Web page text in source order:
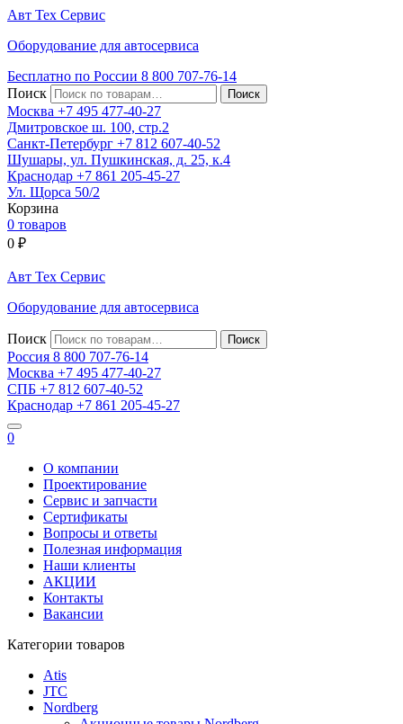
Авт Тех Сервис
Оборудование для автосервиса
Бесплатно по России 8 800 707-76-14
Поиск
Москва +7 495 477-40-27
Дмитровское ш. 100, стр.2
Санкт-Петербург +7 812 607-40-52
Шушары, ул. Пушкинская, д. 25, к.4
Краснодар +7 861 205-45-27
Ул. Щорса 50/2
Корзина
0 товаров
0 ₽
Авт Тех Сервис
Оборудование для автосервиса
Поиск
Россия 8 800 707-76-14
Москва +7 495 477-40-27
СПБ +7 812 607-40-52
Краснодар +7 861 205-45-27
0
О компании
Проектирование
Сервис и запчасти
Сертификаты
Вопросы и ответы
Полезная информация
Наши клиенты
АКЦИИ
Контакты
Вакансии
Категории товаров
Atis
JTC
Nordberg